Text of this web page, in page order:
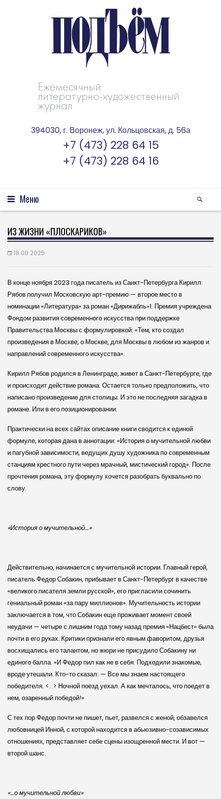
Ежемесячный
литературно-художественный
журнал
394030, г. Воронеж, ул. Кольцовская, д. 56а
+7 (473) 228 64 15
+7 (473) 228 64 16
Меню
ИЗ ЖИЗНИ «ПЛОСКАРИКОВ»
18.08.2025
В конце ноября 2023 года писатель из Санкт-Петербурга Кирилл
Рябов получил Московскую арт-премию — второе место в
номинации «Литература» за роман «Дирижабль»1. Премия учреждена
Фондом развития современного искусства при поддержке
Правительства Москвы с формулировкой: «Тем, кто создал
произведения в Москве, о Москве, для Москвы в любом из жанров и
направлений современного искусства».
Кирилл Рябов родился в Ленинграде, живет в Санкт-Петербурге, где
и происходит действие романа. Остается только предположить, что
написано произведение для столицы. И это не последняя загадка в
романе. Или в его позиционировании.
Практически на всех сайтах описание книги сводится к единой
формуле, которая дана в аннотации: «История о мучительной любви
и пагубной зависимости, ведущих душу художника по современным
станциям крестного пути через мрачный, мистический город». После
прочтения романа, эту формулу хочется разобрать буквально по
слову.
«История о мучительной…»
Действительно, начинается с мучительной истории. Главный герой,
писатель Федор Собакин, прибывает в Санкт-Петербург в качестве
«великого писателя земли русской», его пригласили сочинить
гениальный роман «за пару миллионов». Мучительность истории
заключается в том, что Собакин еще проживает момент своей
неудачи — четыре с лишним года тому назад премия «Нацбест» была
почти в его руках. Критики признали его явным фаворитом, друзья
восхищались его талантом, но жюри не присудило Собакину ни
единого балла. «И Федор пил как не в себя. Подходили знакомые,
вроде утешали. Кто-то сказал: — Все мы знаем настоящего
победителя. <…> Ночной поезд уехал. А как мечталось, что поедет в
нем, озаренный победой!»
С тех пор Федор почти не пишет, пьет, развелся с женой, обзавелся
любовницей Инной, с которой находится в абьюзивно-созависимых
отношениях, представляет себе сцены изощренной мести. И вот —
второй шанс.
«…о мучительной любви»